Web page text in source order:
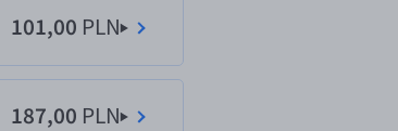
101,00 PLN
187,00 PLN